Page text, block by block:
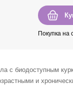
Покупка на
биодоступным
и